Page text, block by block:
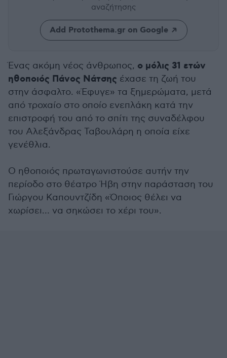
αναζήτησης
Add Protothema.gr on Google
Ένας ακόμη νέος άνθρωπος, ο μόλις 31 ετών
ηθοποιός Πάνος Νάτσης έχασε τη ζωή του
στην άσφαλτο. «Έφυγε» τα ξημερώματα, μετά
από τροχαίο στο οποίο ενεπλάκη κατά την
επιστροφή του από το σπίτι της συναδέλφου
του Αλεξάνδρας Ταβουλάρη η οποία είχε
γενέθλια.
Ο ηθοποιός πρωταγωνιστούσε αυτήν την
περίοδο στο θέατρο Ήβη στην παράσταση του
Γιώργου Καπουντζίδη «Όποιος θέλει να
χωρίσει… να σηκώσει το χέρι του».